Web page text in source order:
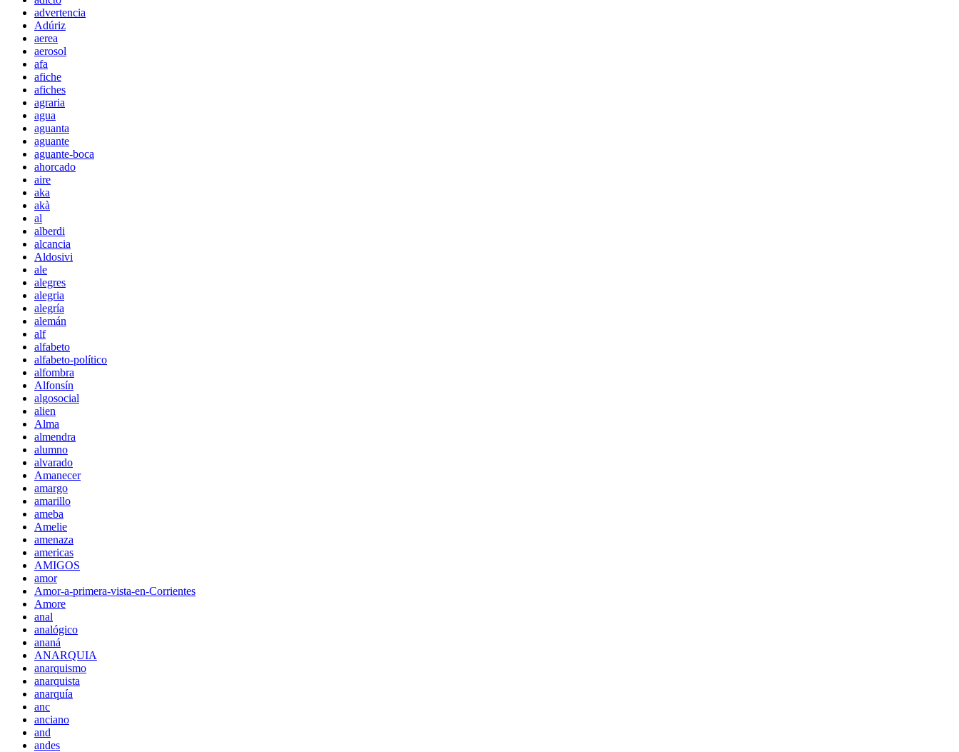
advertencia
Adúriz
aerea
aerosol
afa
afiche
afiches
agraria
agua
aguanta
aguante
aguante-boca
ahorcado
aire
aka
akà
al
alberdi
alcancia
Aldosivi
ale
alegres
alegria
alegría
alemán
alf
alfabeto
alfabeto-político
alfombra
Alfonsín
algosocial
alien
Alma
almendra
alumno
alvarado
Amanecer
amargo
amarillo
ameba
Amelie
amenaza
americas
AMIGOS
amor
Amor-a-primera-vista-en-Corrientes
Amore
anal
analógico
ananá
ANARQUIA
anarquismo
anarquista
anarquía
anc
anciano
and
andes